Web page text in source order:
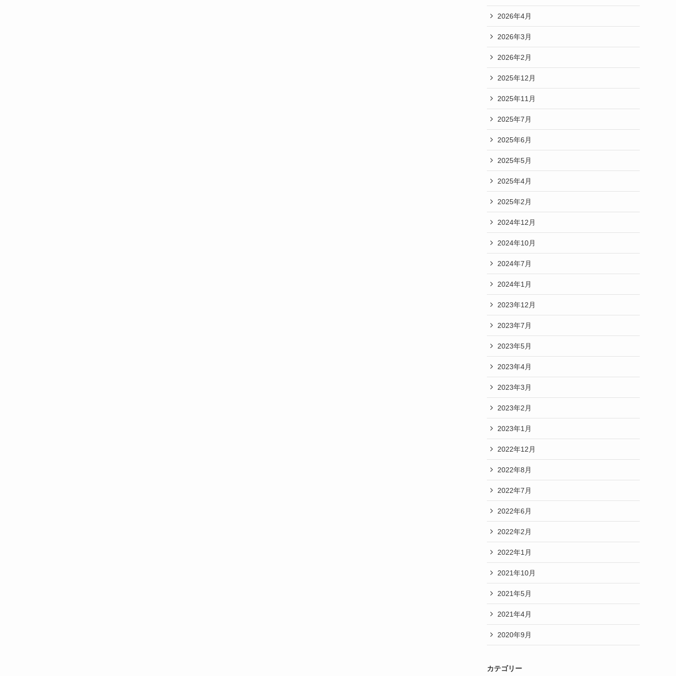
2026年4月
2026年3月
2026年2月
2025年12月
2025年11月
2025年7月
2025年6月
2025年5月
2025年4月
2025年2月
2024年12月
2024年10月
2024年7月
2024年1月
2023年12月
2023年7月
2023年5月
2023年4月
2023年3月
2023年2月
2023年1月
2022年12月
2022年8月
2022年7月
2022年6月
2022年2月
2022年1月
2021年10月
2021年5月
2021年4月
2020年9月
カテゴリー